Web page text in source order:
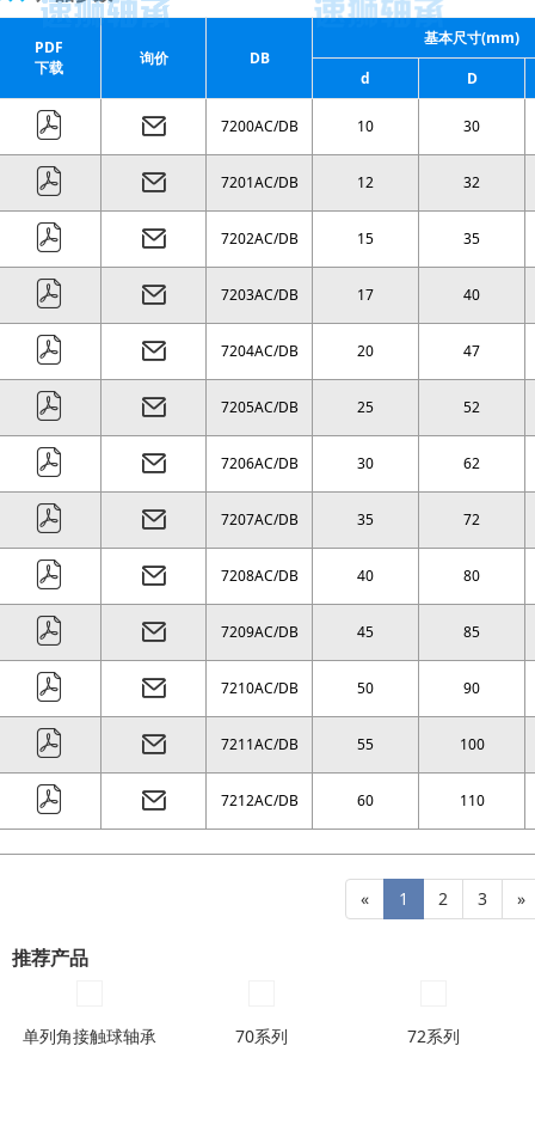
( 76 )mm ( 80 )mm
mm
( 104 )
mm
PDF
下载
询价 DB
基本尺寸(mm)
d
D
7200AC/DB 10 30
7201AC/DB 12 32
7202AC/DB 15 35
7203AC/DB 17 40
7204AC/DB 20 47
7205AC/DB 25 52
7206AC/DB 30 62
7207AC/DB 35 72
7208AC/DB 40 80
7209AC/DB 45 85
7210AC/DB 50 90
7211AC/DB 55 100
7212AC/DB 60 110
« 1 2 3 »
推荐产品
单列角接触球轴承 70系列 72系列